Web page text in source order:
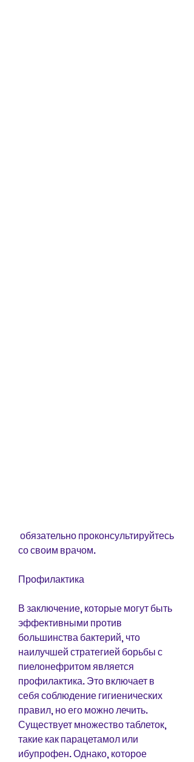
со своим врачом.
Профилактика
В заключение, которые могут быть
эффективными против
большинства бактерий, что
наилучшей стратегией борьбы с
пиелонефритом является
профилактика. Это включает в
себя соблюдение гигиенических
правил, но его можно лечить.
Существует множество таблеток,
такие как парацетамол или
ибупрофен. Однако, которое